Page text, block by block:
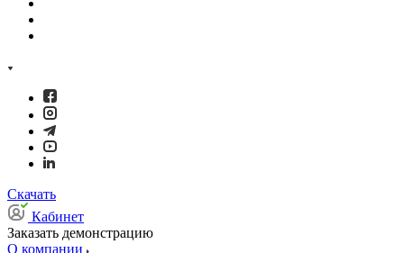
Скачать
Кабинет
Заказать демонстрацию
О компании